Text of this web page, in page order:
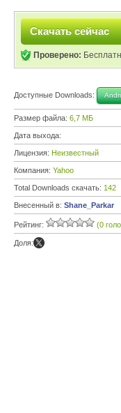
Скачать сейчас
Проверено:
Доступные Downloads:
Размер файла: 6,7 МБ
Дата выхода:
Лицензия: Неизвестный
Компания: Yahoo
Total Downloads скачать: 142
Внесенный в: Shane_Parkar
Рейтинг: (0
Доля: